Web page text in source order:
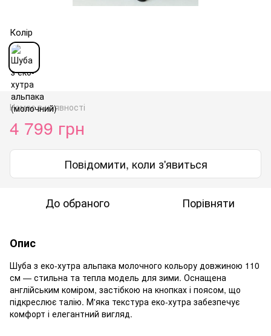
Колір
Немає в наявності
4 799 грн
Повідомити, коли з'явиться
До обраного Порівняти
Опис
Шуба з еко-хутра альпака молочного кольору довжиною 110
см — стильна та тепла модель для зими. Оснащена
англійським коміром, застібкою на кнопках і поясом, що
підкреслює талію. М'яка текстура еко-хутра забезпечує
комфорт і елегантний вигляд.